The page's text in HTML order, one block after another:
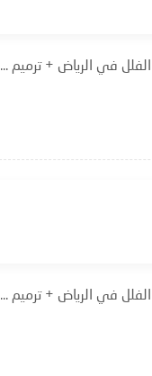
في الرياض + ترميم ...
في الرياض + ترميم ...